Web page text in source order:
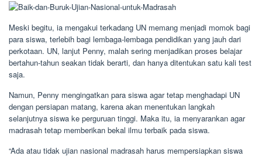
Meski begitu, ia mengakui terkadang UN memang menjadi momok bagi
para siswa, terlebih bagi lembaga-lembaga pendidikan yang jauh dari
perkotaan. UN, lanjut Penny, malah sering menjadikan proses belajar
bertahun-tahun seakan tidak berarti, dan hanya ditentukan satu kali test
saja.
Namun, Penny mengingatkan para siswa agar tetap menghadapi UN
dengan persiapan matang, karena akan menentukan langkah
selanjutnya siswa ke perguruan tinggi. Maka itu, ia menyarankan agar
madrasah tetap memberikan bekal ilmu terbaik pada siswa.
“Ada atau tidak ujian nasional madrasah harus mempersiapkan siswa